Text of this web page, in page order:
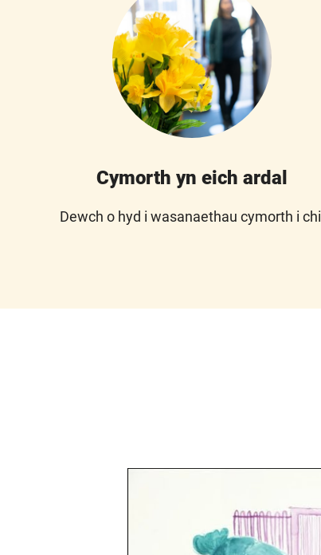
Cymorth yn eich ardal
Dewch o hyd i wasanaethau cymorth i chi